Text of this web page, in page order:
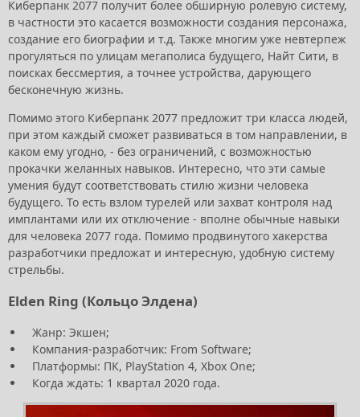
Киберпанк 2077 получит более обширную ролевую систему,
в частности это касается возможности создания персонажа,
создание его биографии и т.д. Также многим уже невтерпеж
прогуляться по улицам мегаполиса будущего, Найт Сити, в
поисках бессмертия, а точнее устройства, дарующего
бесконечную жизнь.
Помимо этого Киберпанк 2077 предложит три класса людей,
при этом каждый сможет развиваться в том направлении, в
каком ему угодно, - без ограничений, с возможностью
прокачки желанных навыков. Интересно, что эти самые
умения будут соответствовать стилю жизни человека
будущего. То есть взлом турелей или захват контроля над
имплантами или их отключение - вполне обычные навыки
для человека 2077 года. Помимо продвинутого хакерства
разработчики предложат и интересную, удобную систему
стрельбы.
Elden Ring (Кольцо Элдена)
Жанр: Экшен;
Компания-разработчик: From Software;
Платформы: ПК, PlayStation 4, Xbox One;
Когда ждать: 1 квартал 2020 года.